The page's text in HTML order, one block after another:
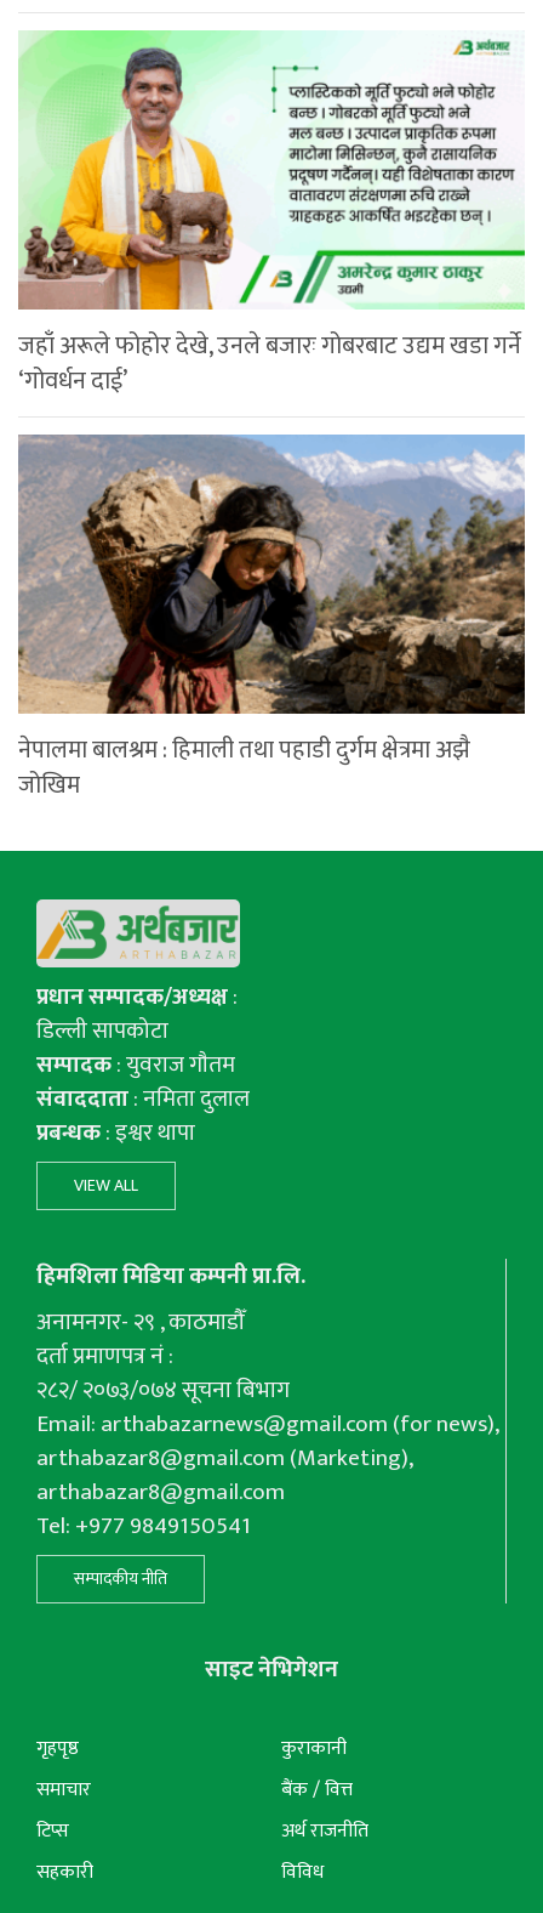
जहाँ अरूले फोहोर देखे, उनले बजारः गोबरबाट उद्यम खडा गर्ने
‘गोवर्धन दाई’
नेपालमा बालश्रम : हिमाली तथा पहाडी दुर्गम क्षेत्रमा अझै
जोखिम
प्रधान सम्पादक/अध्यक्ष:
डिल्ली सापकोटा
सम्पादक: युवराज गाैतम
संवाददाता: नमिता दुलाल
प्रबन्धक: इश्वर थापा
VIEW ALL
हिमशिला मिडिया कम्पनी प्रा.लि.
अनामनगर- २९ , काठमाडौँ
दर्ता प्रमाणपत्र नं :
२८२/ २०७३/०७४ सूचना बिभाग
Email:arthabazarnews@gmail.com(for news),
arthabazar8@gmail.com(Marketing),
arthabazar8@gmail.com
Tel: +977 9849150541
सम्पादकीय नीति
साइट नेभिगेशन
गृहपृष्ठ
समाचार
टिप्स
सहकारी
कुराकानी
बैंक / वित्त
अर्थ राजनीति
विविध